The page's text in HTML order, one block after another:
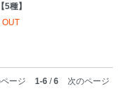
5種】
OUT
ージ 1-6/6 次のページ